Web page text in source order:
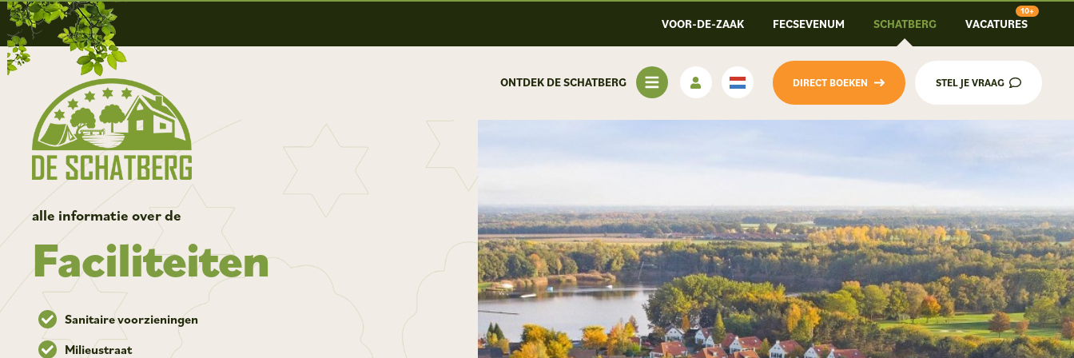
VOOR-DE-ZAAK FECSEVENUM SCHATBERG VACATURES
ONTDEK DE SCHATBERG
Nederlands
DIRECT BOEKEN STEL JE VRAAG
Faciliteiten
alle informatie over de
Sanitaire voorzieningen
Milieustraat